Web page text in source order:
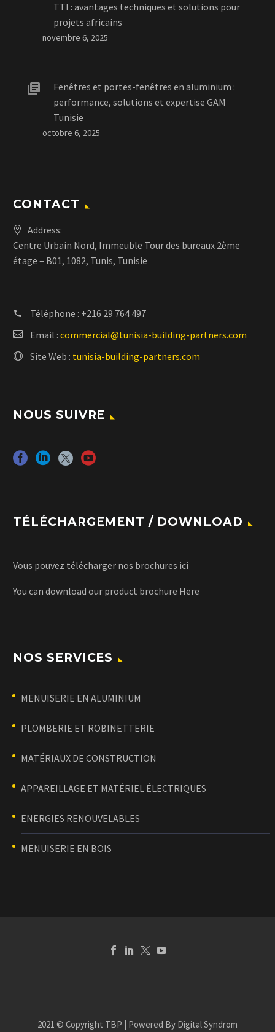
TTI : avantages techniques et solutions pour
projets africains
novembre 6, 2025
Fenêtres et portes-fenêtres en aluminium :
performance, solutions et expertise GAM
Tunisie
octobre 6, 2025
CONTACT
Address:
Centre Urbain Nord, Immeuble Tour des bureaux 2ème
étage – B01, 1082, Tunis, Tunisie
Téléphone : +216 29 764 497
Email : commercial@tunisia-building-partners.com
Site Web : tunisia-building-partners.com
NOUS SUIVRE
TÉLÉCHARGEMENT / DOWNLOAD
Vous pouvez télécharger nos brochures ici
You can download our product brochure Here
NOS SERVICES
MENUISERIE EN ALUMINIUM
PLOMBERIE ET ROBINETTERIE
MATÉRIAUX DE CONSTRUCTION
APPAREILLAGE ET MATÉRIEL ÉLECTRIQUES
ENERGIES RENOUVELABLES
MENUISERIE EN BOIS
2021 © Copyright TBP | Powered By Digital Syndrom